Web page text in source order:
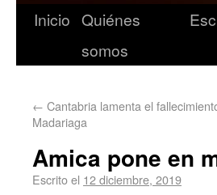
Inicio Quiénes
somos
← Cantabria lamenta el
Madariaga
Amica pone en
Escrito el 12 diciembre, 2019